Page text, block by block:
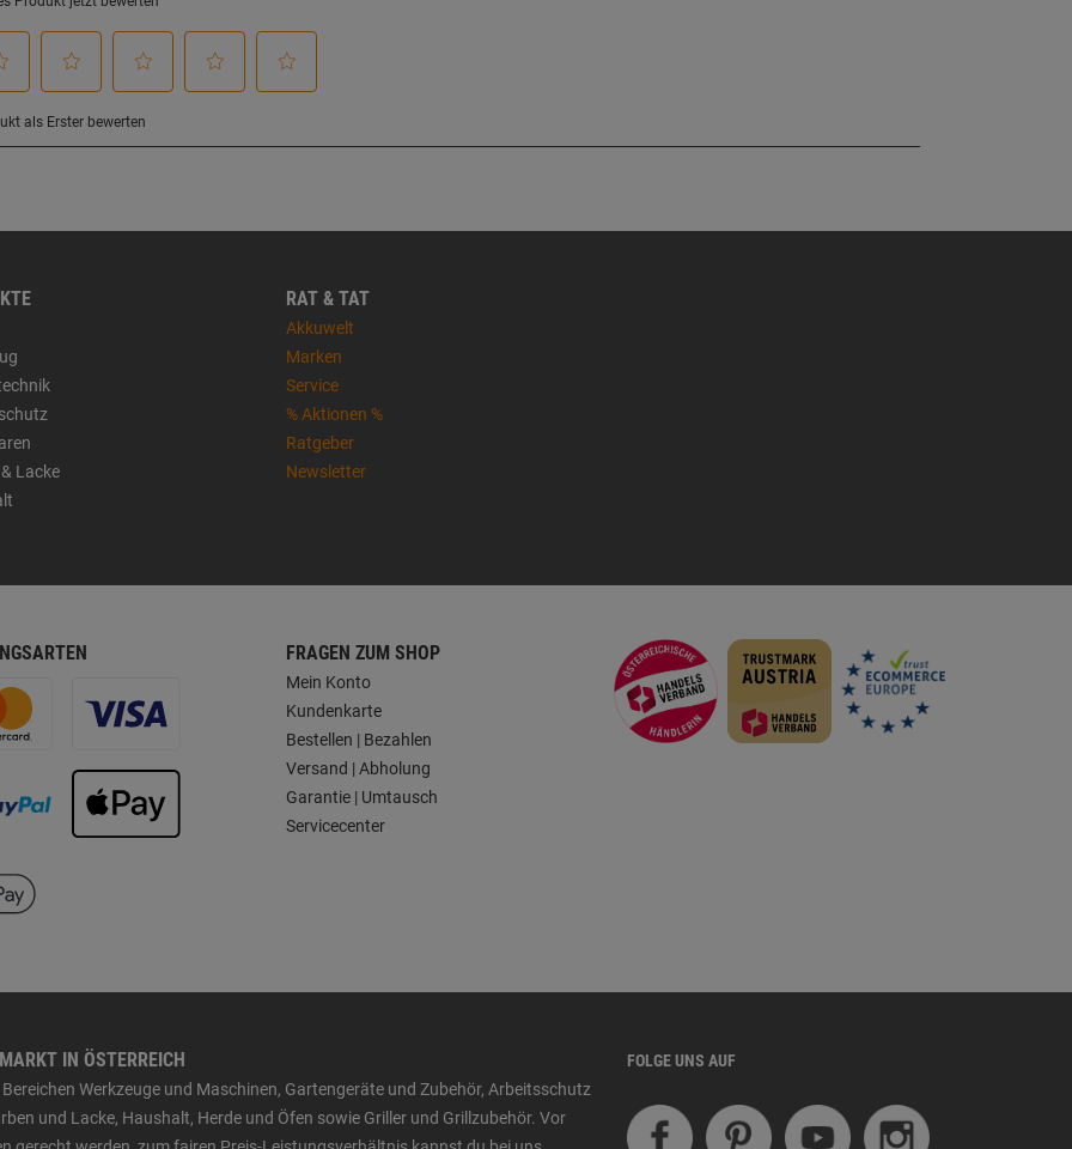
Lacke
RAT & TAT
Akkuwelt
Marken
Service
% Aktionen %
Ratgeber
Newsletter
FRAGEN ZUM SHOP
Mein Konto
Kundenkarte
Bestellen | Bezahlen
Versand | Abholung
Garantie | Umtausch
Servicecenter
IN ÖSTERREICH
Werkzeuge und Maschinen, Gartengeräte und Zubehör, Arbeitsschutz
und Lacke, Haushalt, Herde und Öfen sowie Griller und Grillzubehör. Vor
FOLGE UNS AUF